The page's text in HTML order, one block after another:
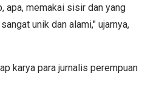
apa, memakai sisir dan yang
unik dan alami," ujarnya,
karya para jurnalis perempuan